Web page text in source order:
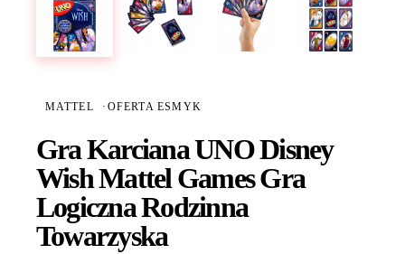
MATTEL · OFERTA ESMYK
Gra Karciana UNO Disney
Wish Mattel Games Gra
Logiczna Rodzinna
Towarzyska